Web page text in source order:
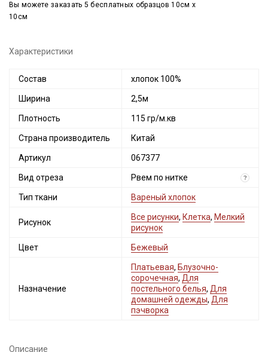
Вы можете заказать 5 бесплатных образцов 10см x
10см
Характеристики
Состав хлопок 100%
Ширина 2,5м
Плотность 115 гр/м.кв
Страна производитель Китай
Артикул 067377
Вид отреза Рвем по нитке ?
Тип ткани Вареный хлопок
Рисунок
Все рисунки, Клетка, Мелкий
рисунок
Цвет Бежевый
Назначение
Платьевая, Блузочно-
сорочечная, Для
постельного белья, Для
домашней одежды, Для
пэчворка
Описание